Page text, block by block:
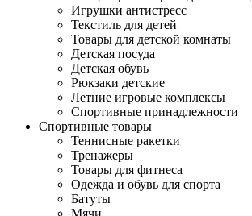
Игрушки антистресс
Текстиль для детей
Товары для детской комнаты
Детская посуда
Детская обувь
Рюкзаки детские
Летние игровые комплексы
Спортивные принадлежности
Спортивные товары
Теннисные ракетки
Тренажеры
Товары для фитнеса
Одежда и обувь для спорта
Батуты
Мячи